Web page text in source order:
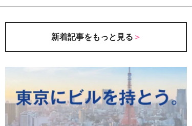
新着記事をもっと見る